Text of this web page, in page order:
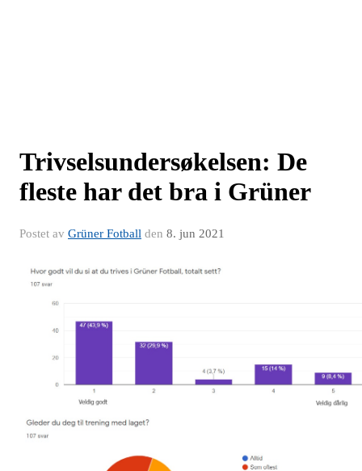
Trivselsundersøkelsen: De
fleste har det bra i Grüner
Postet av Grüner Fotball den 8. jun 2021